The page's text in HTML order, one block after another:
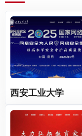
西安工业大学